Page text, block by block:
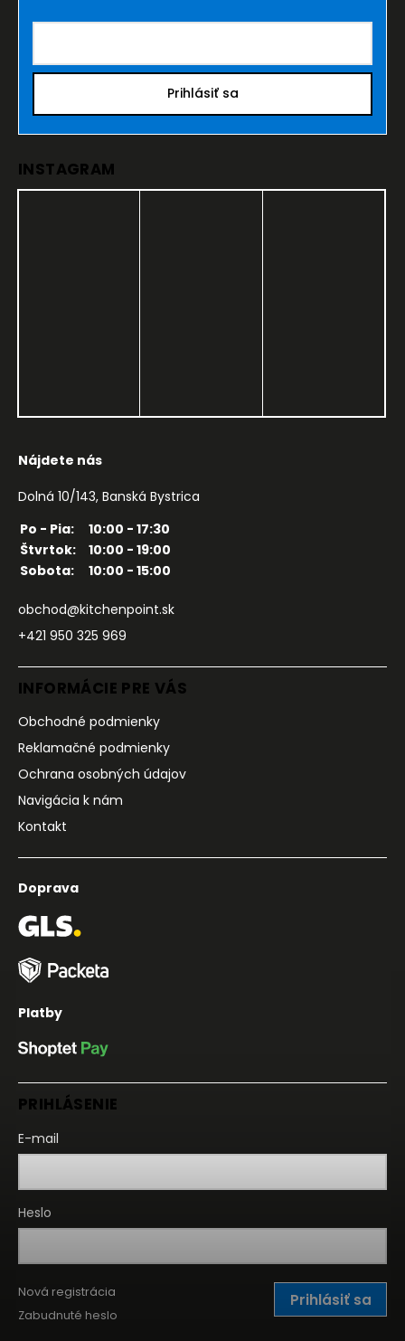
Prihlásiť sa
INSTAGRAM
Nájdete nás
Dolná 10/143, Banská Bystrica
Po - Pia:
10:00 - 17:30
Štvrtok:
10:00 - 19:00
Sobota:
10:00 - 15:00
obchod@kitchenpoint.sk
+421 950 325 969
INFORMÁCIE PRE VÁS
Obchodné podmienky
Reklamačné podmienky
Ochrana osobných údajov
Navigácia k nám
Kontakt
Doprava
Platby
PRIHLÁSENIE
E-mail
Heslo
Prihlásiť sa
Nová registrácia
Zabudnuté heslo